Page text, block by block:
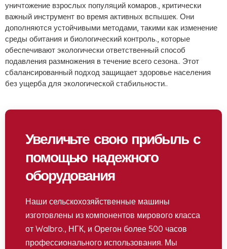
уничтожение взрослых популяций комаров., критически
важный инструмент во время активных вспышек. Они
дополняются устойчивыми методами, такими как изменение
среды обитания и биологический контроль., которые
обеспечивают экологически ответственный способ
подавления размножения в течение всего сезона.. Этот
сбалансированный подход защищает здоровье населения
без ущерба для экологической стабильности..
Увеличьте свою прибыль с
помощью надежного
оборудования
Наши сельскохозяйственные машины
изготовлены из компонентов мирового класса
от Walbro., НГК, и Орегон более 500 часов
профессионального использования. Мы